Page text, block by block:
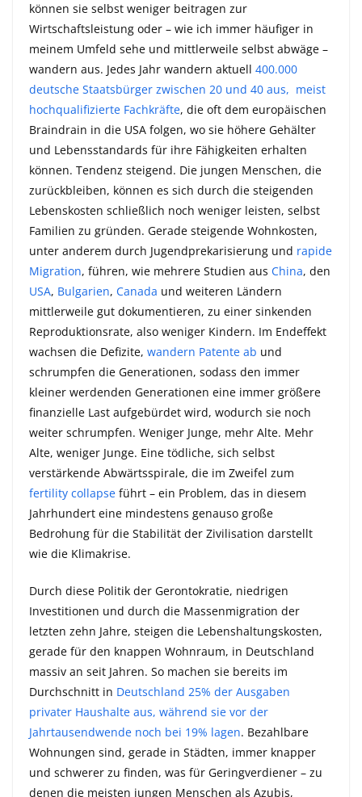
können sie selbst weniger beitragen zur
Wirtschaftsleistung oder – wie ich immer häufiger in
meinem Umfeld sehe und mittlerweile selbst abwäge –
wandern aus. Jedes Jahr wandern aktuell 400.000
deutsche Staatsbürger zwischen 20 und 40 aus, meist
hochqualifizierte Fachkräfte, die oft dem europäischen
Braindrain in die USA folgen, wo sie höhere Gehälter
und Lebensstandards für ihre Fähigkeiten erhalten
können. Tendenz steigend. Die jungen Menschen, die
zurückbleiben, können es sich durch die steigenden
Lebenskosten schließlich noch weniger leisten, selbst
Familien zu gründen. Gerade steigende Wohnkosten,
unter anderem durch Jugendprekarisierung und rapide
Migration, führen, wie mehrere Studien aus China, den
USA, Bulgarien, Canada und weiteren Ländern
mittlerweile gut dokumentieren, zu einer sinkenden
Reproduktionsrate, also weniger Kindern. Im Endeffekt
wachsen die Defizite, wandern Patente ab und
schrumpfen die Generationen, sodass den immer
kleiner werdenden Generationen eine immer größere
finanzielle Last aufgebürdet wird, wodurch sie noch
weiter schrumpfen. Weniger Junge, mehr Alte. Mehr
Alte, weniger Junge. Eine tödliche, sich selbst
verstärkende Abwärtsspirale, die im Zweifel zum
fertility collapse führt – ein Problem, das in diesem
Jahrhundert eine mindestens genauso große
Bedrohung für die Stabilität der Zivilisation darstellt
wie die Klimakrise.
Durch diese Politik der Gerontokratie, niedrigen
Investitionen und durch die Massenmigration der
letzten zehn Jahre, steigen die Lebenshaltungskosten,
gerade für den knappen Wohnraum, in Deutschland
massiv an seit Jahren. So machen sie bereits im
Durchschnitt in Deutschland 25% der Ausgaben
privater Haushalte aus, während sie vor der
Jahrtausendwende noch bei 19% lagen. Bezahlbare
Wohnungen sind, gerade in Städten, immer knapper
und schwerer zu finden, was für Geringverdiener – zu
denen die meisten jungen Menschen als Azubis,